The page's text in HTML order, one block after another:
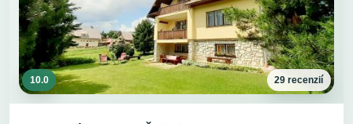
10.0 29 recenzií